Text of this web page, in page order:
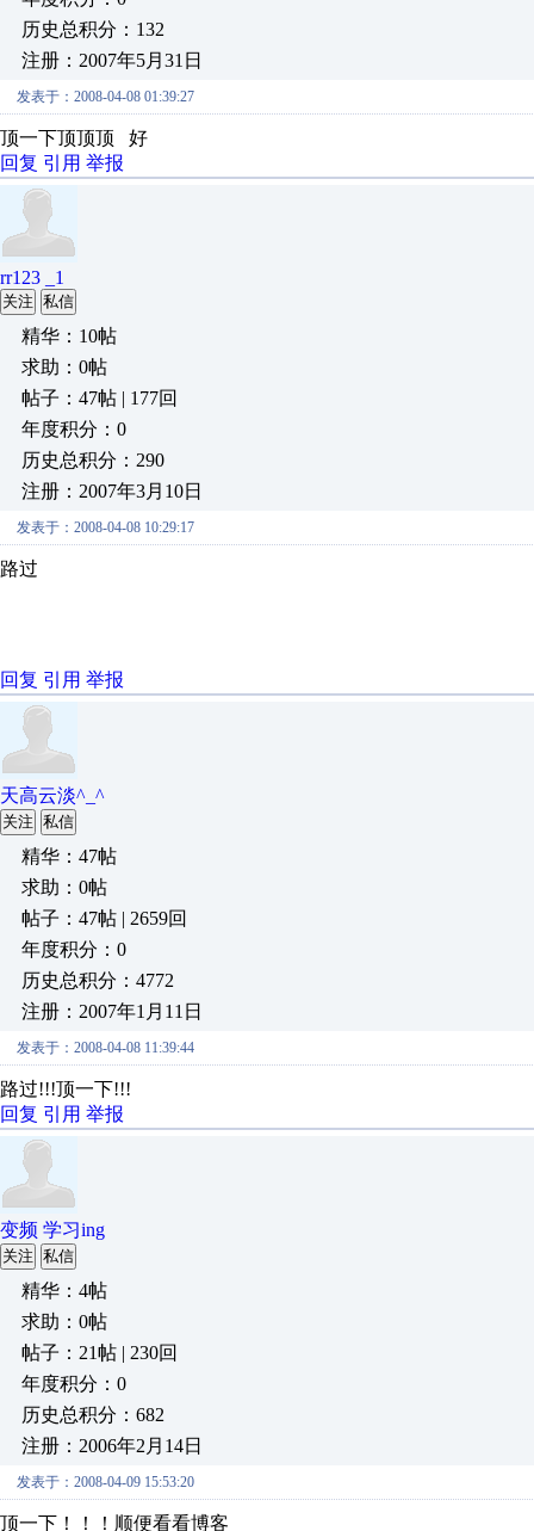
历史总积分：132
注册：2007年5月31日
发表于：2008-04-08 01:39:27
顶一下顶顶顶 好
回复 引用 举报
rr123 _1
关注 私信
精华：10帖
求助：0帖
帖子：47帖 | 177回
年度积分：0
历史总积分：290
注册：2007年3月10日
发表于：2008-04-08 10:29:17
路过
回复 引用 举报
天高云淡^_^
关注 私信
精华：47帖
求助：0帖
帖子：47帖 | 2659回
年度积分：0
历史总积分：4772
注册：2007年1月11日
发表于：2008-04-08 11:39:44
路过!!!顶一下!!!
回复 引用 举报
变频 学习ing
关注 私信
精华：4帖
求助：0帖
帖子：21帖 | 230回
年度积分：0
历史总积分：682
注册：2006年2月14日
发表于：2008-04-09 15:53:20
顶一下！！！顺便看看博客